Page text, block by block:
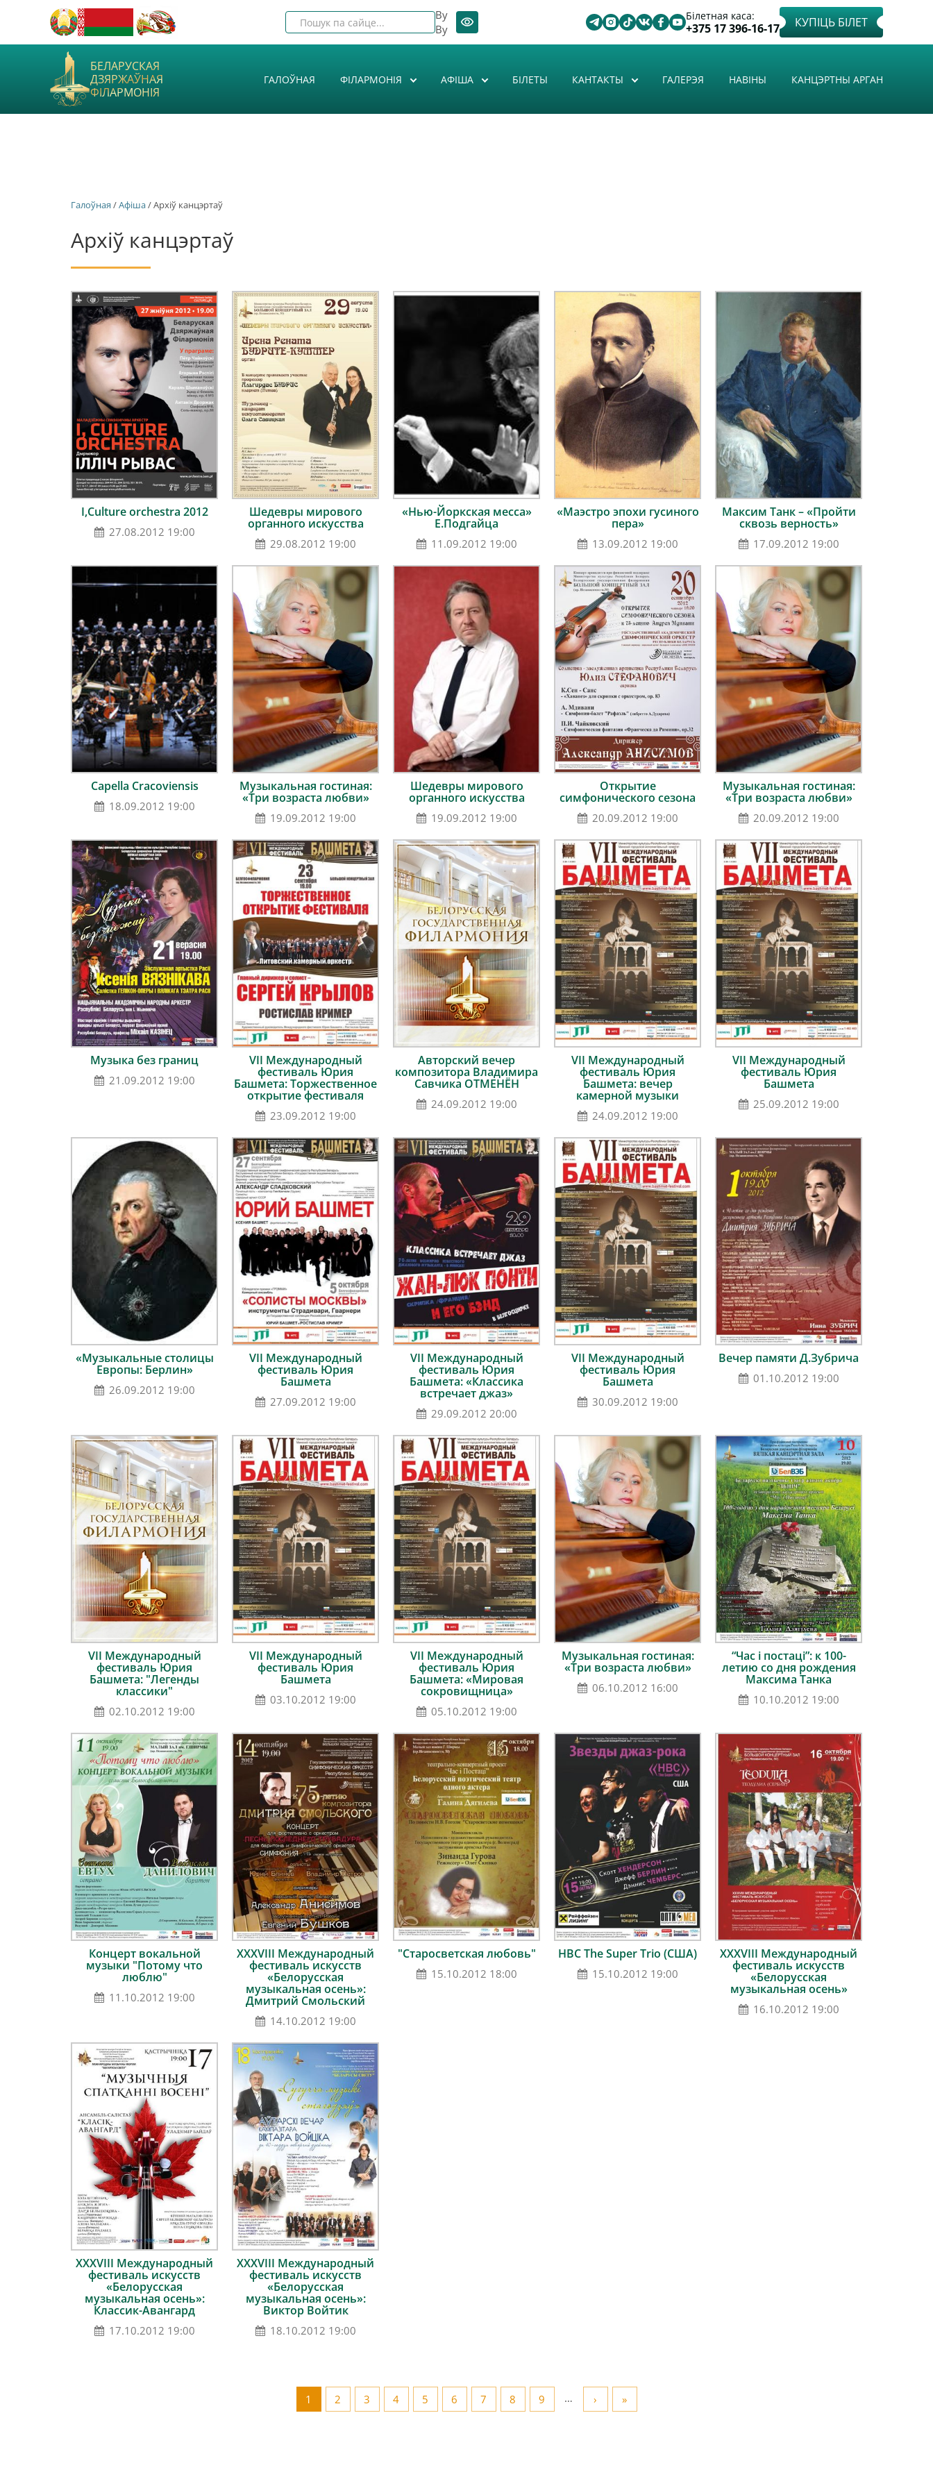
Білетная каса:
+375 17 396-16-17 КУПІЦЬ БІЛЕТ
By
By
БЕЛАРУСКАЯ
ДЗЯРЖАЎНАЯ
ФІЛАРМОНІЯ
ГАЛОЎНАЯ ФІЛАРМОНІЯ АФIША БІЛЕТЫ КАНТАКТЫ ГАЛЕРЭЯ НАВІНЫ КАНЦЭРТНЫ АРГАН
Галоўная /Афiша/ Архіў канцэртаў
Архіў канцэртаў
I,Culture orchestra 2012
27.08.2012 19:00
Шедевры мирового
органного искусства
29.08.2012 19:00
«Нью-Йоркская месса»
Е.Подгайца
11.09.2012 19:00
«Маэстро эпохи гусиного
пера»
13.09.2012 19:00
Максим Танк – «Пройти
сквозь верность»
17.09.2012 19:00
Capella Cracoviensis
18.09.2012 19:00
Музыкальная гостиная:
«Три возраста любви»
19.09.2012 19:00
Шедевры мирового
органного искусства
19.09.2012 19:00
Открытие
симфонического сезона
20.09.2012 19:00
Музыкальная гостиная:
«Три возраста любви»
20.09.2012 19:00
Музыка без границ
21.09.2012 19:00
VII Международный
фестиваль Юрия
Башмета: Торжественное
открытие фестиваля
23.09.2012 19:00
Авторский вечер
композитора Владимира
Савчика ОТМЕНЁН
24.09.2012 19:00
VII Международный
фестиваль Юрия
Башмета: вечер
камерной музыки
24.09.2012 19:00
VII Международный
фестиваль Юрия
Башмета
25.09.2012 19:00
«Музыкальные столицы
Европы: Берлин»
26.09.2012 19:00
VII Международный
фестиваль Юрия
Башмета
27.09.2012 19:00
VII Международный
фестиваль Юрия
Башмета: «Классика
встречает джаз»
29.09.2012 20:00
VII Международный
фестиваль Юрия
Башмета
30.09.2012 19:00
Вечер памяти Д.Зубрича
01.10.2012 19:00
VII Международный
фестиваль Юрия
Башмета: "Легенды
классики"
02.10.2012 19:00
VII Международный
фестиваль Юрия
Башмета
03.10.2012 19:00
VII Международный
фестиваль Юрия
Башмета: «Мировая
сокровищница»
05.10.2012 19:00
Музыкальная гостиная:
«Три возраста любви»
06.10.2012 16:00
“Час і постаці”: к 100-
летию со дня рождения
Максима Танка
10.10.2012 19:00
Концерт вокальной
музыки "Потому что
люблю"
11.10.2012 19:00
ХХХVІII Международный
фестиваль искусств
«Белорусская
музыкальная осень»:
Дмитрий Смольский
14.10.2012 19:00
"Старосветская любовь"
15.10.2012 18:00
HBC The Super Trio (США)
15.10.2012 19:00
ХХХVІII Международный
фестиваль искусств
«Белорусская
музыкальная осень»
16.10.2012 19:00
ХХХVІII Международный
фестиваль искусств
«Белорусская
музыкальная осень»:
Классик-Авангард
17.10.2012 19:00
ХХХVІII Международный
фестиваль искусств
«Белорусская
музыкальная осень»:
Виктор Войтик
18.10.2012 19:00
1 2 3 4 5 6 7 8 9 … › »